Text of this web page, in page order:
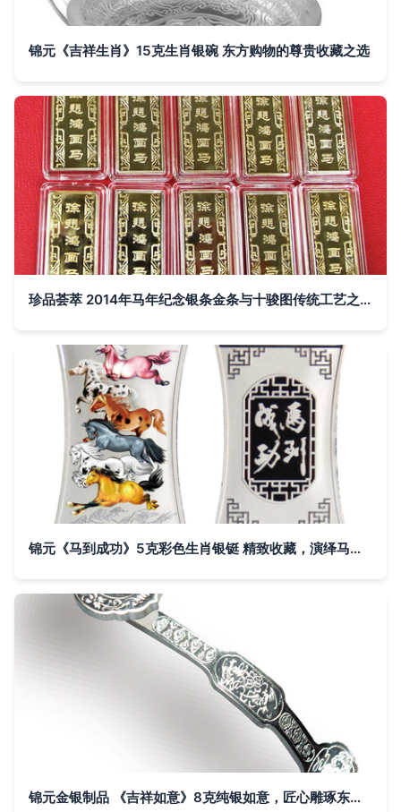
锦元《吉祥生肖》15克生肖银碗 东方购物的尊贵收藏之选
珍品荟萃 2014年马年纪念银条金条与十骏图传统工艺之美
锦元《马到成功》5克彩色生肖银铤 精致收藏，演绎马年祥瑞
锦元金银制品 《吉祥如意》8克纯银如意，匠心雕琢东方美学